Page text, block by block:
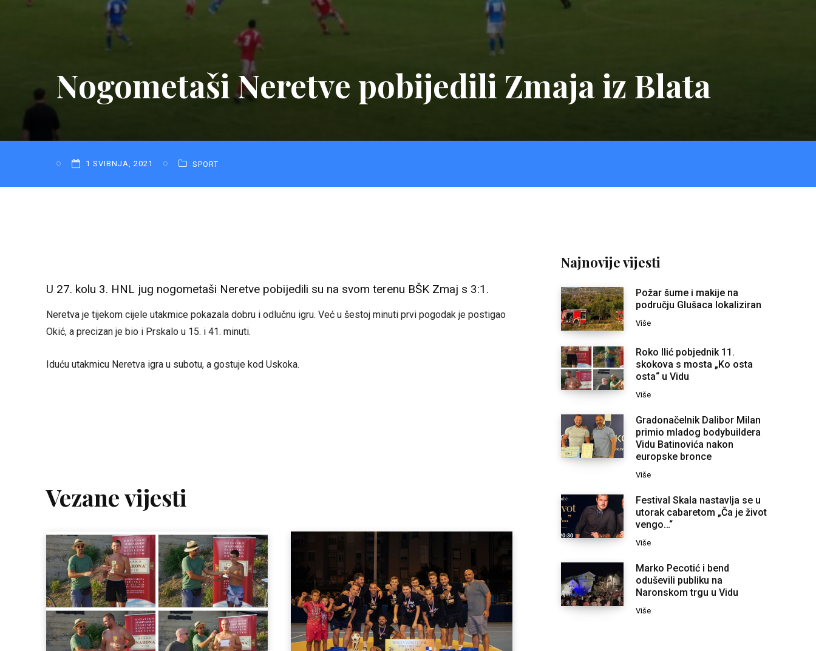
Nogometaši Neretve pobijedili Zmaja iz Blata
1 SVIBNJA, 2021 SPORT
U 27. kolu 3. HNL jug nogometaši Neretve pobijedili su na svom terenu BŠK Zmaj s 3:1.
Neretva je tijekom cijele utakmice pokazala dobru i odlučnu igru. Već u šestoj minuti prvi pogodak je postigao
Okić, a precizan je bio i Prskalo u 15. i 41. minuti.
Iduću utakmicu Neretva igra u subotu, a gostuje kod Uskoka.
Vezane vijesti
Najnovije vijesti
Požar šume i makije na
području Glušaca lokaliziran
Više
Roko Ilić pobjednik 11.
skokova s mosta „Ko osta
osta“ u Vidu
Više
Gradonačelnik Dalibor Milan
primio mladog bodybuildera
Vidu Batinovića nakon
europske bronce
Više
Festival Skala nastavlja se u
utorak cabaretom „Ča je život
vengo…“
Više
Marko Pecotić i bend
oduševili publiku na
Naronskom trgu u Vidu
Više